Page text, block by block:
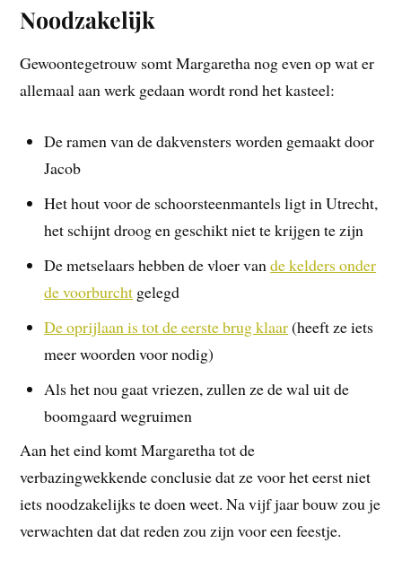
Noodzakelijk
Gewoontegetrouw somt Margaretha nog even op wat er
allemaal aan werk gedaan wordt rond het kasteel:
De ramen van de dakvensters worden gemaakt door
Jacob
Het hout voor de schoorsteenmantels ligt in Utrecht,
het schijnt droog en geschikt niet te krijgen te zijn
De metselaars hebben de vloer vande kelders onder
de voorburcht gelegd
De oprijlaan is tot de eerste brug klaar(heeft ze iets
meer woorden voor nodig)
Als het nou gaat vriezen, zullen ze de wal uit de
boomgaard wegruimen
Aan het eind komt Margaretha tot de
verbazingwekkende conclusie dat ze voor het eerst niet
iets noodzakelijks te doen weet. Na vijf jaar bouw zou je
verwachten dat dat reden zou zijn voor een feestje.